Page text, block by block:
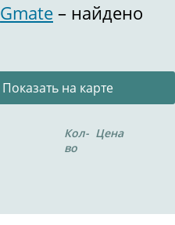
Gmate – найдено
Показать на карте
Кол-
во
Цена